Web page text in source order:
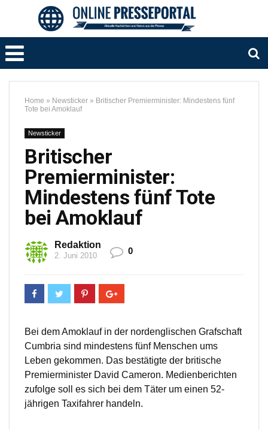
Home » Newsticker » Britischer Premierminister: Mindestens fünf
Tote bei Amoklauf
Newsticker
Britischer
Premierminister:
Mindestens fünf Tote
bei Amoklauf
Redaktion
2. Juni 2010 0
Bei dem Amoklauf in der nordenglischen Grafschaft
Cumbria sind mindestens fünf Menschen ums
Leben gekommen. Das bestätigte der britische
Premierminister David Cameron. Medienberichten
zufolge soll es sich bei dem Täter um einen 52-
jährigen Taxifahrer handeln.